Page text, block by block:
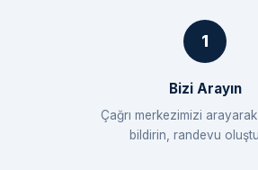
Bizi Arayın
Çağrı merkezimizi arayarak
bildirin, randevu